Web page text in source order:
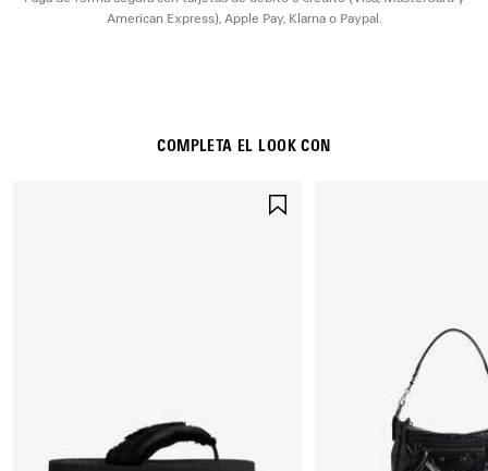
American Express), Apple Pay, Klarna o Paypal.
COMPLETA EL LOOK CON